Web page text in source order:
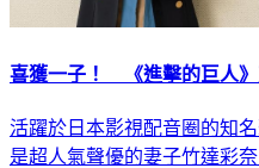
喜獲一子！ 《進擊的巨人
活躍於日本影視配音圈的知
是超人氣聲優的妻子竹達彩